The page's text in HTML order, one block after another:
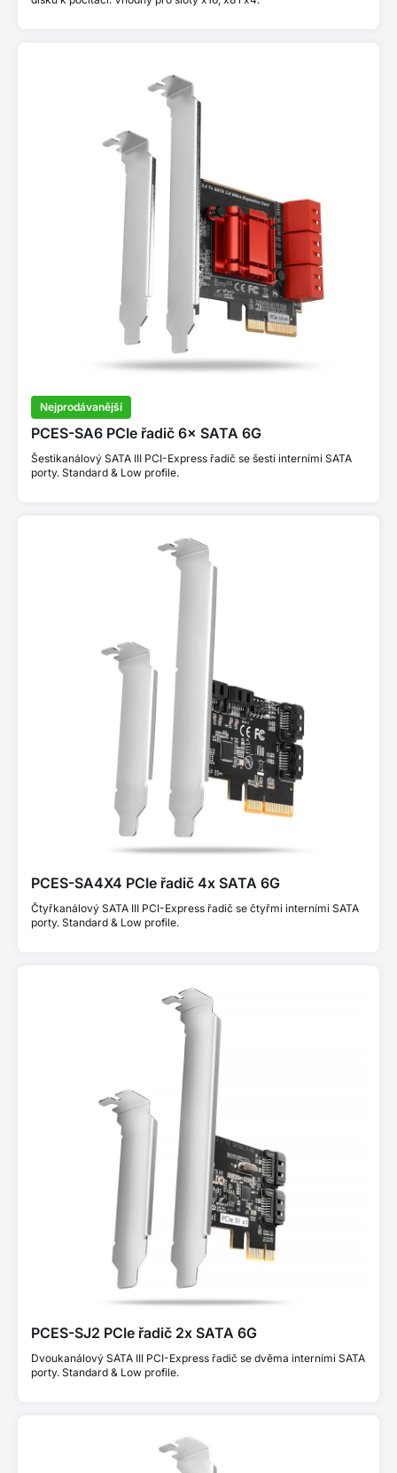
Nejprodávanější
PCES-SA6 PCIe řadič 6× SATA 6G
Šestikanálový SATA III PCI-Express řadič se šesti interními SATA
porty. Standard & Low profile.
PCES-SA4X4 PCIe řadič 4x SATA 6G
Čtyřkanálový SATA III PCI-Express řadič se čtyřmi interními SATA
porty. Standard & Low profile.
PCES-SJ2 PCIe řadič 2x SATA 6G
Dvoukanálový SATA III PCI-Express řadič se dvěma interními SATA
porty. Standard & Low profile.